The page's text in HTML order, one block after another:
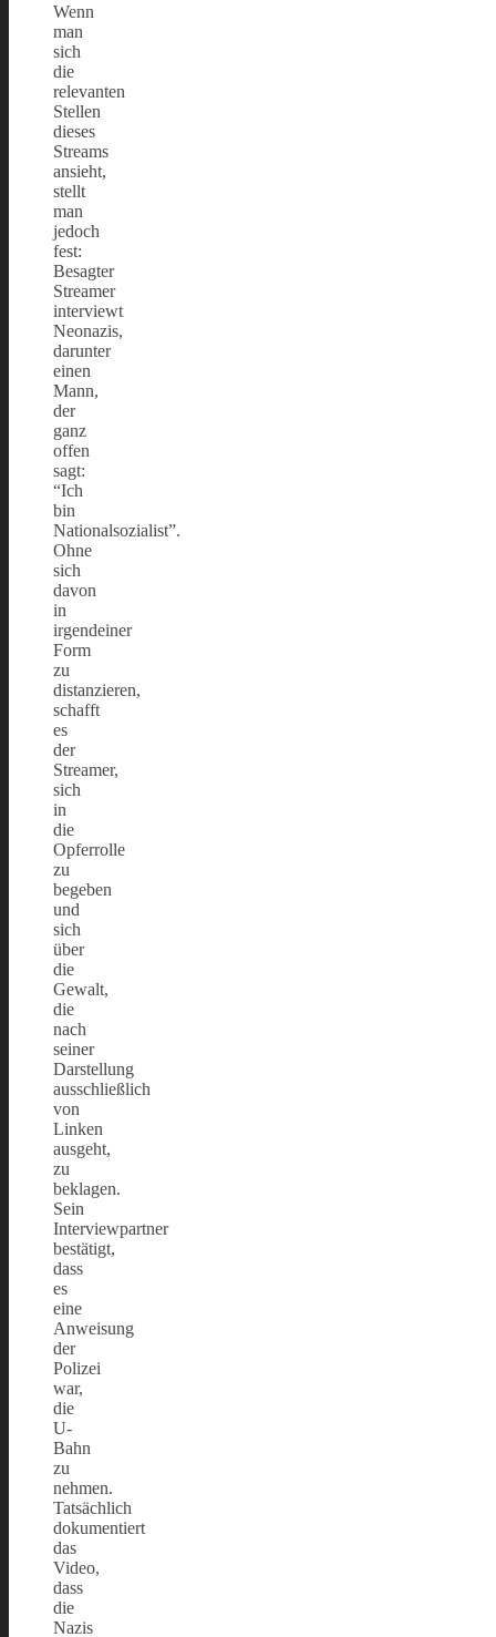
Wenn
man
sich
die
relevanten
Stellen
dieses
Streams
ansieht,
stellt
man
jedoch
fest:
Besagter
Streamer
interviewt
Neonazis,
darunter
einen
Mann,
der
ganz
offen
sagt:
“Ich
bin
Nationalsozialist”.
Ohne
sich
davon
in
irgendeiner
Form
zu
distanzieren,
schafft
es
der
Streamer,
sich
in
die
Opferrolle
zu
begeben
und
sich
über
die
Gewalt,
die
nach
seiner
Darstellung
ausschließlich
von
Linken
ausgeht,
zu
beklagen.
Sein
Interviewpartner
bestätigt,
dass
es
eine
Anweisung
der
Polizei
war,
die
U-
Bahn
zu
nehmen.
Tatsächlich
dokumentiert
das
Video,
dass
die
Nazis